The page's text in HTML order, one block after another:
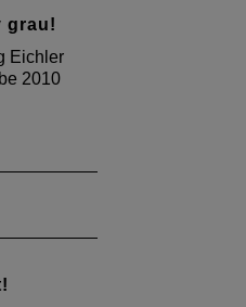
grau!
Eichler
2010